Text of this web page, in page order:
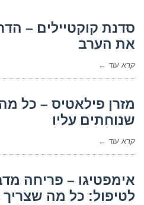
סדנת קוקטיילים –
את הערב
קרא עוד ←
מזרן פילאטיס – כל
שנוחתים עליו
קרא עוד ←
אימפטיגו – פריחה
לטיפול: כל מה